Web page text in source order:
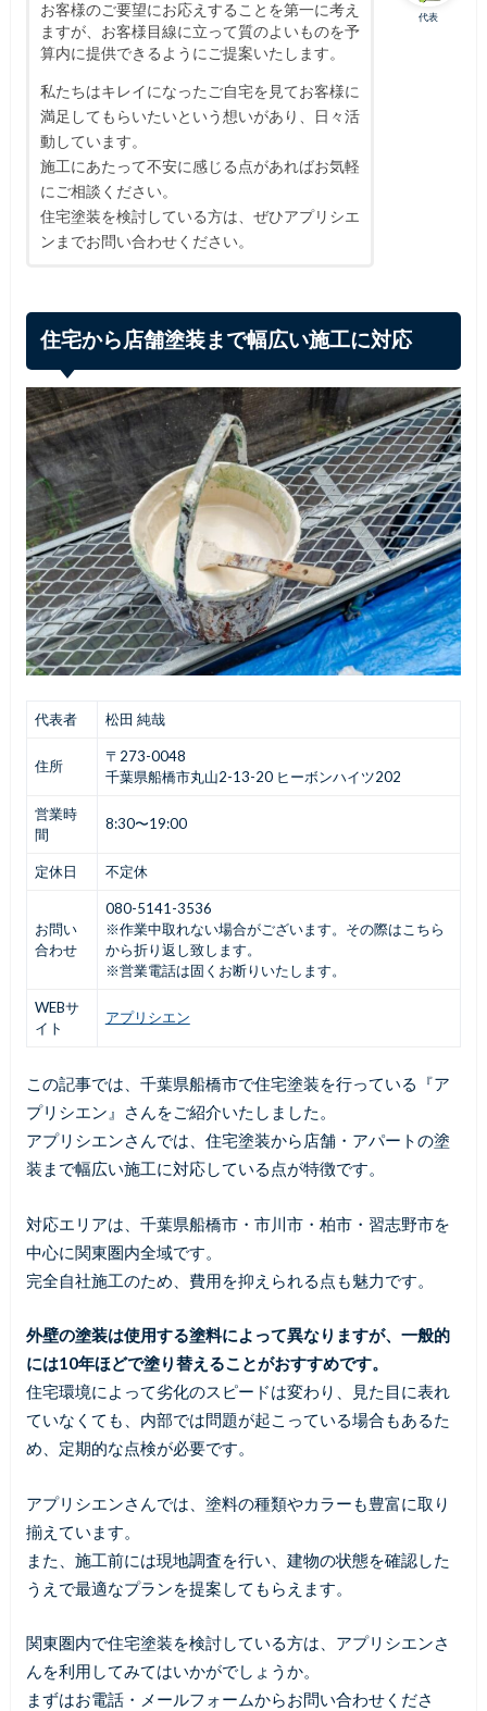
代表
お客様のご要望にお応えすることを第一に考え
ますが、お客様目線に立って質のよいものを予
算内に提供できるようにご提案いたします。
私たちはキレイになったご自宅を見てお客様に
満足してもらいたいという想いがあり、日々活
動しています。
施工にあたって不安に感じる点があればお気軽
にご相談ください。
住宅塗装を検討している方は、ぜひアプリシエ
ンまでお問い合わせください。
住宅から店舗塗装まで幅広い施工に対応
代表者 松田 純哉
住所
〒273-0048
千葉県船橋市丸山2-13-20 ヒーボンハイツ202
営業時
間
8:30〜19:00
定休日 不定休
お問い
合わせ
080-5141-3536
※作業中取れない場合がございます。その際はこちら
から折り返し致します。
※営業電話は固くお断りいたします。
WEBサ
イト
アプリシエン
この記事では、千葉県船橋市で住宅塗装を行っている『ア
プリシエン』さんをご紹介いたしました。
アプリシエンさんでは、住宅塗装から店舗・アパートの塗
装まで幅広い施工に対応している点が特徴です。
対応エリアは、千葉県船橋市・市川市・柏市・習志野市を
中心に関東圏内全域です。
完全自社施工のため、費用を抑えられる点も魅力です。
外壁の塗装は使用する塗料によって異なりますが、一般的
には10年ほどで塗り替えることがおすすめです。
住宅環境によって劣化のスピードは変わり、見た目に表れ
ていなくても、内部では問題が起こっている場合もあるた
め、定期的な点検が必要です。
アプリシエンさんでは、塗料の種類やカラーも豊富に取り
揃えています。
また、施工前には現地調査を行い、建物の状態を確認した
うえで最適なプランを提案してもらえます。
関東圏内で住宅塗装を検討している方は、アプリシエンさ
んを利用してみてはいかがでしょうか。
まずはお電話・メールフォームからお問い合わせくださ